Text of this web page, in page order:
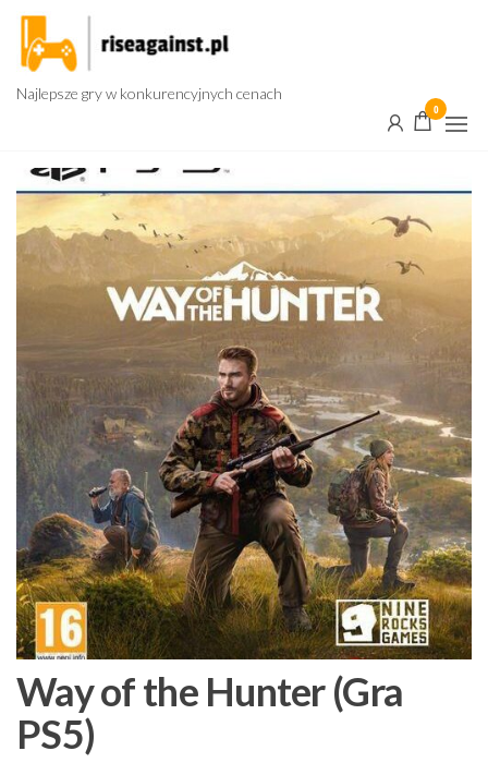
Przejdź
treści
Najlepsze gry w konkurencyjnych cenach
0
Way of the Hunter (Gra
PS5)